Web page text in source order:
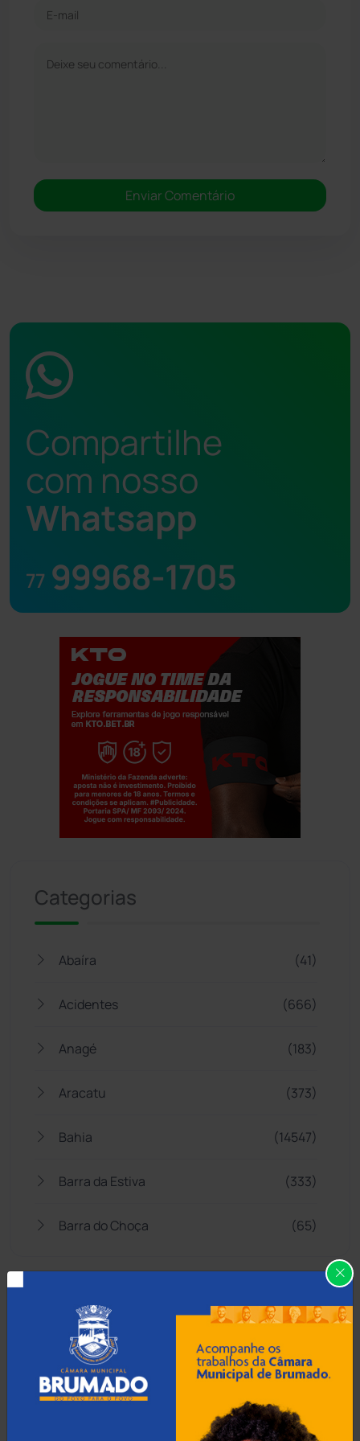
Compartilhe
com nosso
Whatsapp
77 99968-1705
Categorias
Abaíra (41)
Acidentes (666)
Anagé (183)
Aracatu (373)
Bahia (14547)
Barra da Estiva (333)
Barra do Choça (65)
Belo Campo (57)
Bom Jesus da Lapa (510)
Boquira (152)
Botuporã